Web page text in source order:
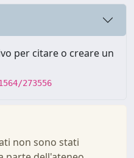
per citare o creare un
273556
non sono stati